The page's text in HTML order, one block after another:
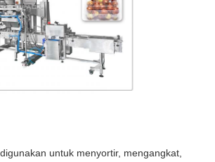
untuk menyortir, mengangkat,